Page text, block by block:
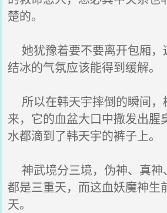
楚的。
她犹豫着要不要离开包厢，
结冰的气氛应该能得到缓解。
所以在韩天宇摔倒的瞬间，
来，它的血盆大口中撒发出腥
水都滴到了韩天宇的裤子上。
神武境分三境，伪神、真神
都是三重天，而这血妖魔神生
天。